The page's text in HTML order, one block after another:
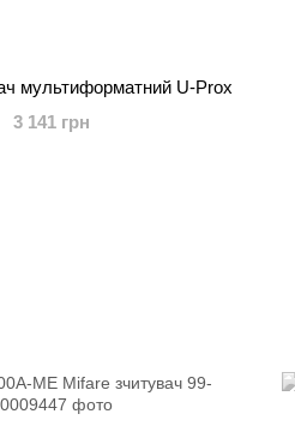
мультиформатний U-Prox
3 141 грн